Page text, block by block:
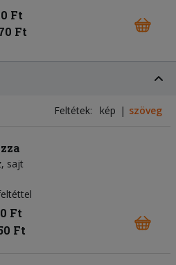
Ft
Ft
Feltétek: kép szöveg
sajt
Ft
Ft